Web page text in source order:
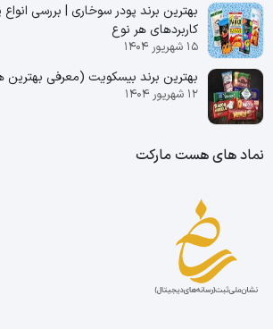
بهترین برند پودر سوخاری | بررسی
کاربردهای هر نوع
۱۵ شهریور ۱۴۰۴
بهترین برند بیسکویت (معرفی بهترین‌ های
۱۲ شهریور ۱۴۰۴
نماد های هست مارکت